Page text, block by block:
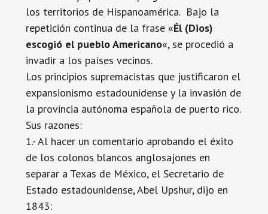
los territorios de Hispanoamérica. Bajo la
repetición continua de la frase «Él (Dios)
escogió el pueblo Americano«, se procedió a
invadir a los países vecinos.
Los principios supremacistas que justificaron el
expansionismo estadounidense y la invasión de
la provincia autónoma española de puerto rico.
Sus razones:
1.- Al hacer un comentario aprobando el éxito
de los colonos blancos anglosajones en
separar a Texas de México, el Secretario de
Estado estadounidense, Abel Upshur, dijo en
1843: